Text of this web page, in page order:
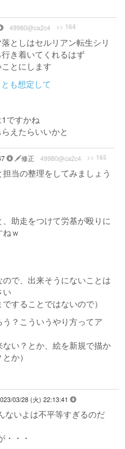
49980@ca2c4 >> 164
としはセルリアン転生シリ
き着いてくれるはず
とにします
も想定して
ですかね
えたらいいかと
修正 49980@ca2c4 >> 165
当の整理をしてみましょう
助走をつけて労基が殴りに
ｗ
で、出来そうにないことは
い
することではないので）
？こういうやり方ってア
ない？とか、絵を新規で描か
か）
03/28 (火) 22:13:41
ないよは不平等すぎるのだ
・・・